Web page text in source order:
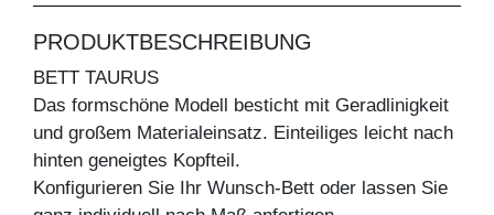
PRODUKTBESCHREIBUNG
BETT TAURUS
Das formschöne Modell besticht mit Geradlinigkeit
und großem Materialeinsatz. Einteiliges leicht nach
hinten geneigtes Kopfteil.
Konfigurieren Sie Ihr Wunsch-Bett oder lassen Sie